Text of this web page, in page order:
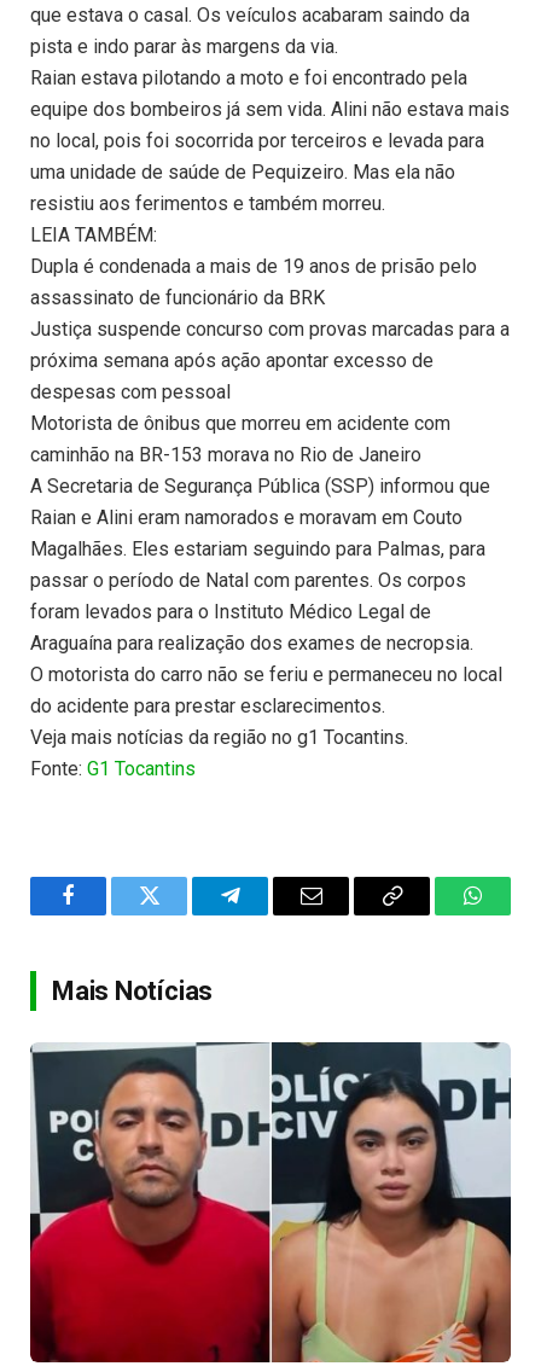
que estava o casal. Os veículos acabaram saindo da
pista e indo parar às margens da via.
Raian estava pilotando a moto e foi encontrado pela
equipe dos bombeiros já sem vida. Alini não estava mais
no local, pois foi socorrida por terceiros e levada para
uma unidade de saúde de Pequizeiro. Mas ela não
resistiu aos ferimentos e também morreu.
LEIA TAMBÉM:
Dupla é condenada a mais de 19 anos de prisão pelo
assassinato de funcionário da BRK
Justiça suspende concurso com provas marcadas para a
próxima semana após ação apontar excesso de
despesas com pessoal
Motorista de ônibus que morreu em acidente com
caminhão na BR-153 morava no Rio de Janeiro
A Secretaria de Segurança Pública (SSP) informou que
Raian e Alini eram namorados e moravam em Couto
Magalhães. Eles estariam seguindo para Palmas, para
passar o período de Natal com parentes. Os corpos
foram levados para o Instituto Médico Legal de
Araguaína para realização dos exames de necropsia.
O motorista do carro não se feriu e permaneceu no local
do acidente para prestar esclarecimentos.
Veja mais notícias da região no g1 Tocantins.
Fonte: G1 Tocantins
FacebookTwitter TelegramEmail
Copy
Mais Notícias